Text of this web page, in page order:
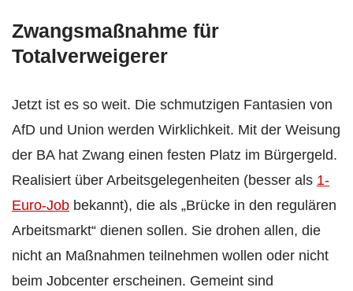
Zwangsmaßnahme für
Totalverweigerer
Jetzt ist es so weit. Die schmutzigen Fantasien von
AfD und Union werden Wirklichkeit. Mit der Weisung
der BA hat Zwang einen festen Platz im Bürgergeld.
Realisiert über Arbeitsgelegenheiten (besser als 1-
Euro-Job bekannt), die als „Brücke in den regulären
Arbeitsmarkt“ dienen sollen. Sie drohen allen, die
nicht an Maßnahmen teilnehmen wollen oder nicht
beim Jobcenter erscheinen. Gemeint sind